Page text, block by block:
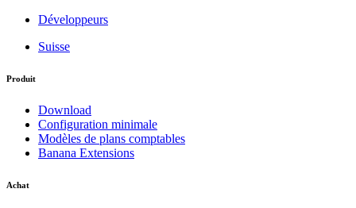
Développeurs
Suisse
Produit
Download
Configuration minimale
Modèles de plans comptables
Banana Extensions
Achat